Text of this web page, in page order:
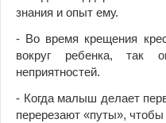
знания и опыт ему.
- Во время крещения
вокруг ребенка, так
неприятностей.
- Когда малыш делает
перерезают «путы»,